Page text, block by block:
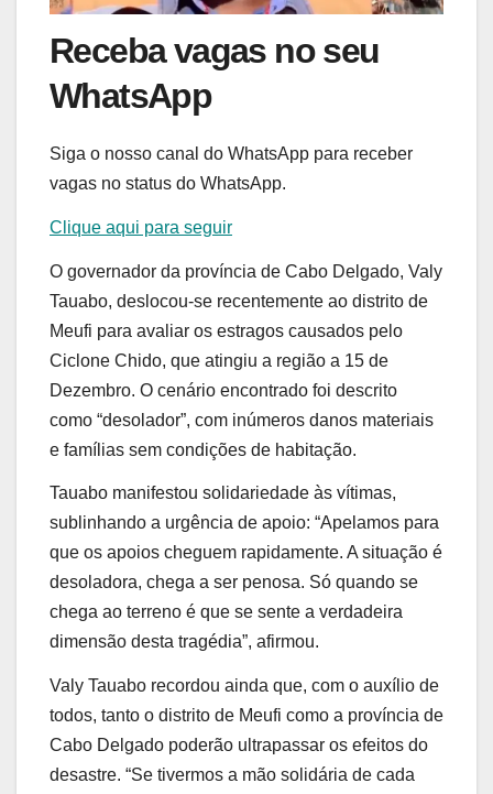
Receba vagas no seu
WhatsApp
Siga o nosso canal do WhatsApp para receber
vagas no status do WhatsApp.
Clique aqui para seguir
O governador da província de Cabo Delgado, Valy
Tauabo, deslocou-se recentemente ao distrito de
Meufi para avaliar os estragos causados pelo
Ciclone Chido, que atingiu a região a 15 de
Dezembro. O cenário encontrado foi descrito
como “desolador”, com inúmeros danos materiais
e famílias sem condições de habitação.
Tauabo manifestou solidariedade às vítimas,
sublinhando a urgência de apoio: “Apelamos para
que os apoios cheguem rapidamente. A situação é
desoladora, chega a ser penosa. Só quando se
chega ao terreno é que se sente a verdadeira
dimensão desta tragédia”, afirmou.
Valy Tauabo recordou ainda que, com o auxílio de
todos, tanto o distrito de Meufi como a província de
Cabo Delgado poderão ultrapassar os efeitos do
desastre. “Se tivermos a mão solidária de cada